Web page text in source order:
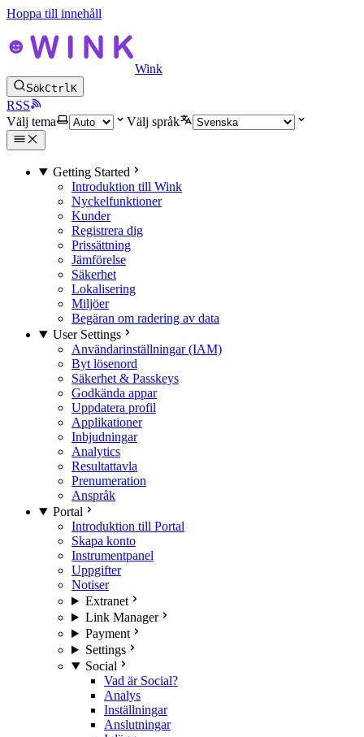
Hoppa till innehåll
Wink
SökCtrlK
RSS
Välj tema
Välj språk
Getting Started
Introduktion till Wink
Nyckelfunktioner
Kunder
Registrera dig
Prissättning
Jämförelse
Säkerhet
Lokalisering
Miljöer
Begäran om radering av data
User Settings
Användarinställningar (IAM)
Byt lösenord
Säkerhet & Passkeys
Godkända appar
Uppdatera profil
Applikationer
Inbjudningar
Analytics
Resultattavla
Prenumeration
Anspråk
Portal
Introduktion till Portal
Skapa konto
Instrumentpanel
Uppgifter
Notiser
Extranet
Link Manager
Payment
Settings
Social
Vad är Social?
Analys
Inställningar
Anslutningar